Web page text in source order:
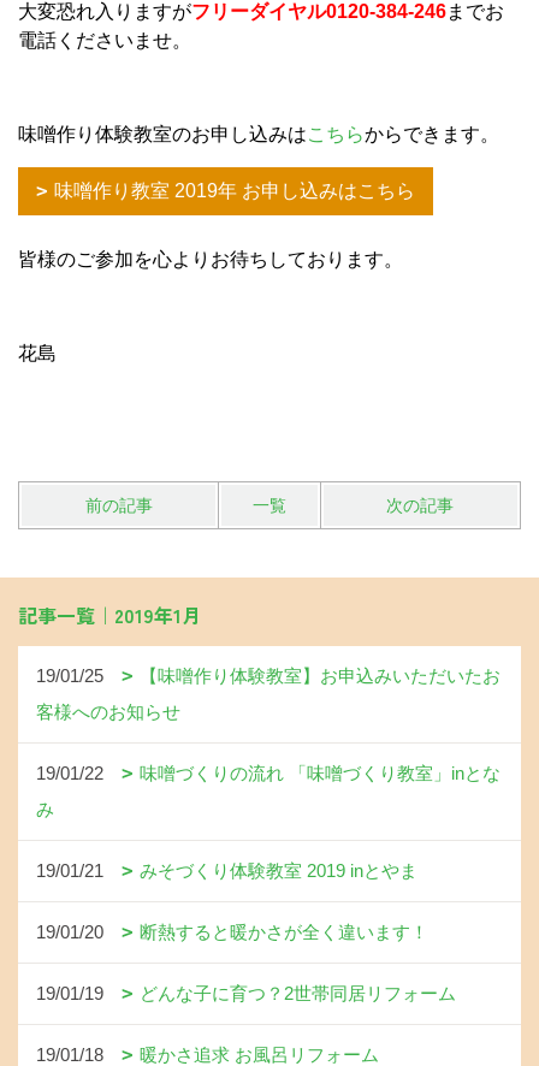
大変恐れ入りますがフリーダイヤル0120-384-246までお
電話くださいませ。
味噌作り体験教室のお申し込みはこちらからできます。
味噌作り教室 2019年 お申し込みはこちら
皆様のご参加を心よりお待ちしております。
花島
前の記事 一覧 次の記事
記事一覧｜2019年1月
19/01/25
【味噌作り体験教室】お申込みいただいたお
客様へのお知らせ
19/01/22
味噌づくりの流れ 「味噌づくり教室」inとな
み
19/01/21 みそづくり体験教室 2019 inとやま
19/01/20 断熱すると暖かさが全く違います！
19/01/19 どんな子に育つ？2世帯同居リフォーム
19/01/18 暖かさ追求 お風呂リフォーム